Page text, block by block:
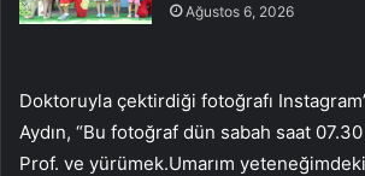
Ağustos 6, 2026
Doktoruyla çektirdiği fotoğrafı
Aydın, “Bu fotoğraf dün sabah saat
Prof. ve yürümek.Umarım